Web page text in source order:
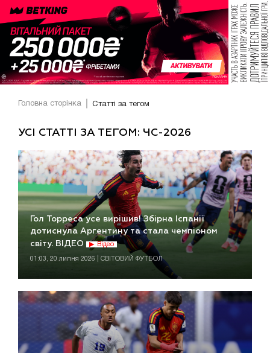
Головна сторінка Статті за тегом
УСІ СТАТТІ ЗА ТЕГОМ: ЧС-2026
Гол Торреса усе вирішив! Збірна Іспанії
дотиснула Аргентину та стала чемпіоном
світу. ВІДЕО
Відео
01:03, 20 липня 2026 | СВІТОВИЙ ФУТБОЛ